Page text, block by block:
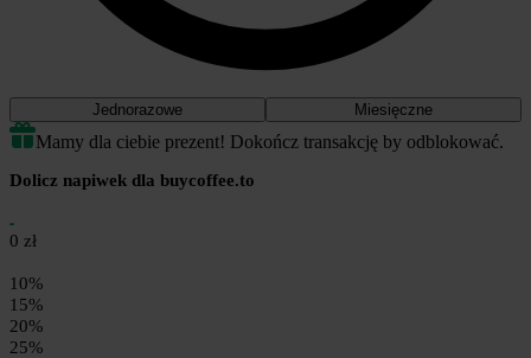
Jednorazowe Miesięczne
Mamy dla ciebie prezent! Dokończ transakcję by odblokować.
Dolicz napiwek dla buycoffee.to
0 zł
10%
15%
20%
25%